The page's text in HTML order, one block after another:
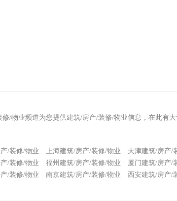
修/物业频道为您提供建筑/房产/装修/物业信息，在此有
/装修/物业 上海建筑/房产/装修/物业 天津建筑/房产/
/装修/物业
福州建筑/房产/装修/物业 厦门建筑/房产/
/装修/物业
南京建筑/房产/装修/物业 西安建筑/房产/